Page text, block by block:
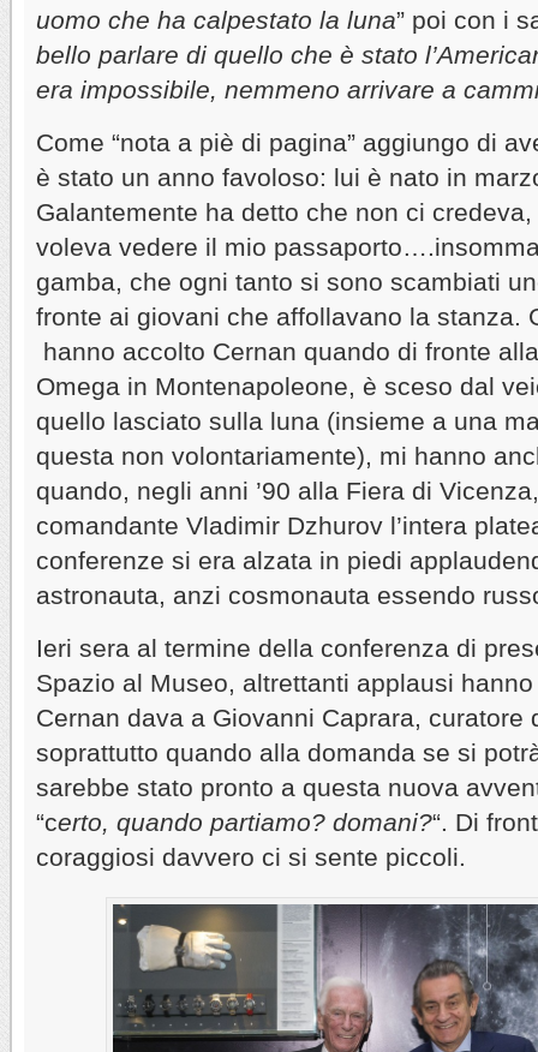
uomo che ha calpestato la luna” poi con i
bello parlare di quello che è stato
era impossibile, nemmeno arrivare a
Come “nota a piè di pagina” aggiungo di
è stato un anno favoloso: lui è nato in
Galantemente ha detto che non ci
voleva vedere il mio
gamba, che ogni tanto si sono scambiati
fronte ai giovani che affollavano la stanza.
hanno accolto Cernan quando di fronte
Omega in Montenapoleone, è sceso dal
quello lasciato sulla luna (insieme a una
questa non volontariamente), mi hanno
quando, negli anni ’90 alla Fiera di
comandante Vladimir Dzhurov l’intera
conferenze si era alzata in piedi
astronauta, anzi cosmonauta essendo
Ieri sera al termine della conferenza di
Spazio al Museo, altrettanti applausi
Cernan dava a Giovanni Caprara, curatore
soprattutto quando alla domanda se si
sarebbe stato pronto a questa nuova
“certo, quando partiamo? domani?“. Di
coraggiosi davvero ci si sente piccoli.